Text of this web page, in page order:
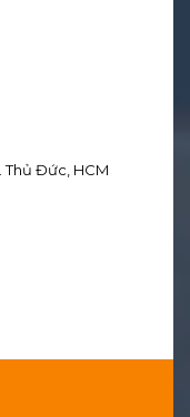
Thủ Đức, HCM